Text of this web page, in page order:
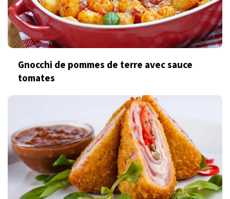
Gnocchi de pommes de terre avec sauce
tomates